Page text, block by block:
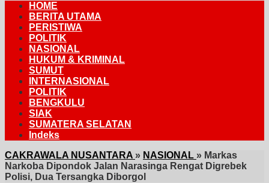
HOME
BERITA UTAMA
PERISTIWA
POLITIK
NASIONAL
HUKUM & KRIMINAL
SUMUT
INTERNASIONAL
POLITIK
BENGKULU
SIAK
SUMATERA SELATAN
Indeks
CAKRAWALA NUSANTARA » NASIONAL » Markas
Narkoba Dipondok Jalan Narasinga Rengat Digrebek
Polisi, Dua Tersangka Diborgol